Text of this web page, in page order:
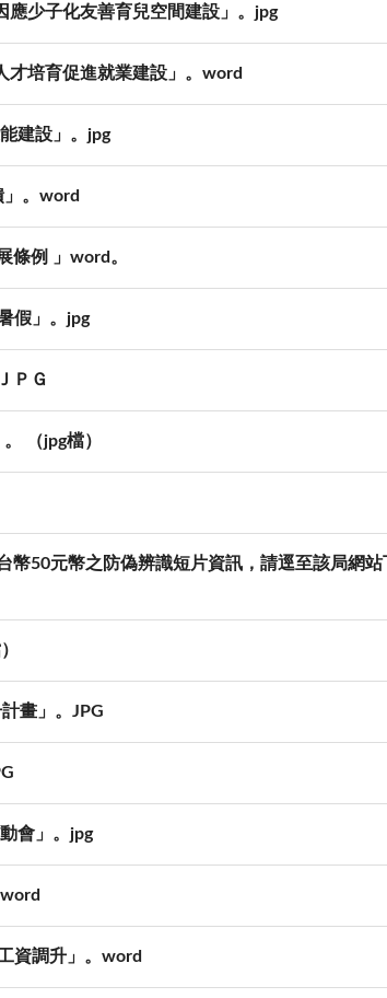
少子化友善育兒空間建設」。jpg
培育促進就業建設」。word
建設」。jpg
」。word
條例 」word。
假」。jpg
ＰＧ
（jpg檔）
幣50元幣之防偽辨識短片資訊，請逕至該局網站
畫」。JPG
會」。jpg
資調升」。word